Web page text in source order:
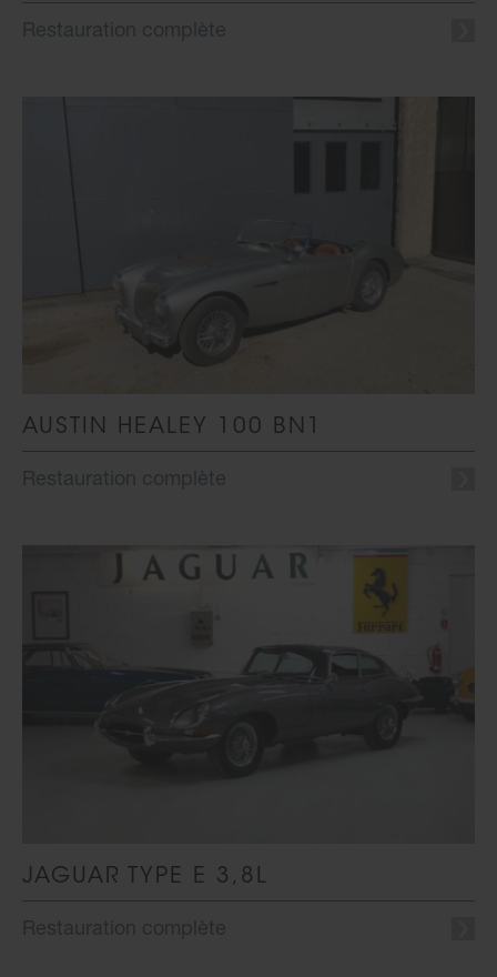
Restauration complète
AUSTIN HEALEY 100 BN1
Restauration complète
JAGUAR TYPE E 3,8L
Restauration complète